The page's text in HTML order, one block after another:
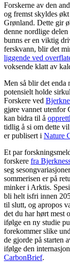
Forskerne av den
og fremst skyldes
Grønland. Dette gir
denne nordlige
bunns er en viktig
ferskvann, blir det
liggende ved
voksende klatt av
Men så blir det enda
potensielt holde
Forskere ved
gjøre vannet utenfor
kan bidra til å
tidlig å si om dette
er publisert i Nature
Et par
forskere fra
seg
sommerisen er på
minker i Arktis.
bli helt isfri innen
til slutt, og apropos
det du har hørt mest
ifølge en ny studie
forekommer slike
de gjorde på starten
ifølge den
CarbonBrief.